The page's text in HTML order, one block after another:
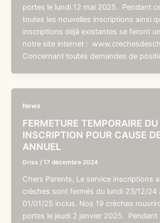
portes le lundi 12 mai 2025. Pendant
toutes les nouvelles inscriptions ainsi
inscriptions déjà existantes se feront
notre site internet :
Concernant toutes demandes de
News
FERMETURE TEMPORAIRE
INSCRIPTION POUR CAUSE
ANNUEL
Driss /17 décembre 2024
Chers Parents, Le service inscriptions
crèches sont fermés du lundi 23/12/24
01/01/25 inclus. Nos 19 crèches
portes le jeudi 2 janvier 2025. Pendant